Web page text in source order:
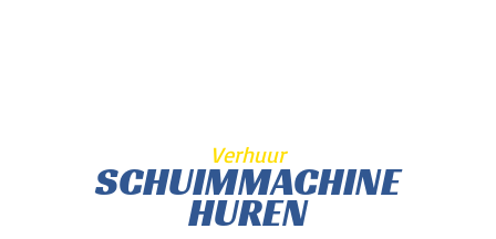
Verhuur
SCHUIMMACHINE
HUREN